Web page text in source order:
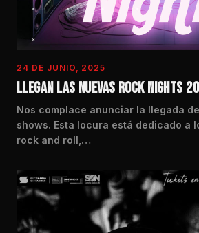
24 DE JUNIO, 2025
LLEGAN LAS NUEVAS ROCK NIGHTS
Nos complace anunciar la llegada
shows. Esta locura está dedicado a
rock and roll,…